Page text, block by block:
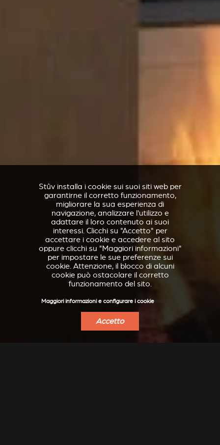
VERKLEIDUNGEN UND
ACCESSORI PER STÛV
21
Stûv installa i cookie sui suoi siti web per
garantirne il corretto funzionamento,
migliorare la sua esperienza di
navigazione, analizzare l'utilizzo e
adattare il loro contenuto ai suoi
interessi. Clicchi su "Accetto" per
accettare i cookie e accedere al sito
oppure clicchi su "Maggiori informazioni"
per impostare le sue preferenze sui
cookie. Attenzione, il blocco di alcuni
cookie può ostacolare il corretto
funzionamento del sito.
Maggiori informazioni e configurare i cookie
Accetto